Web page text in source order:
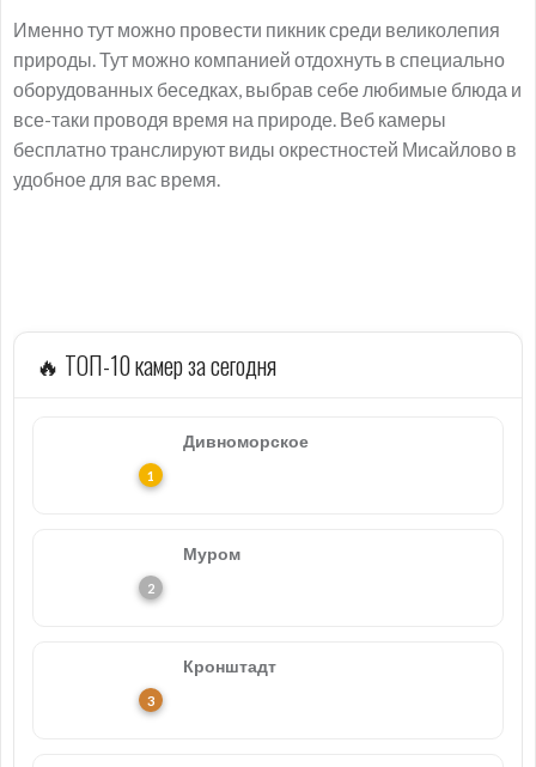
Именно тут можно провести пикник среди великолепия
природы. Тут можно компанией отдохнуть в специально
оборудованных беседках, выбрав себе любимые блюда и
все-таки проводя время на природе. Веб камеры
бесплатно транслируют виды окрестностей Мисайлово в
удобное для вас время.
🔥 ТОП-10 камер за сегодня
Дивноморское
Муром
Кронштадт